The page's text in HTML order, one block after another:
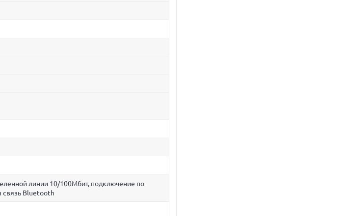
линии 10/100Мбит, подключение по
связь Bluetooth